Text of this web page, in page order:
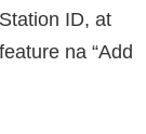
ID, at
na “Add